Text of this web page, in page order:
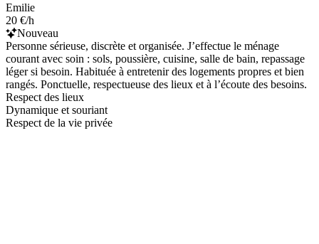
Emilie
20 €/h
Nouveau
Personne sérieuse, discrète et organisée. J’effectue le ménage
courant avec soin : sols, poussière, cuisine, salle de bain, repassage
léger si besoin. Habituée à entretenir des logements propres et bien
rangés. Ponctuelle, respectueuse des lieux et à l’écoute des besoins.
Respect des lieux
Dynamique et souriant
Respect de la vie privée